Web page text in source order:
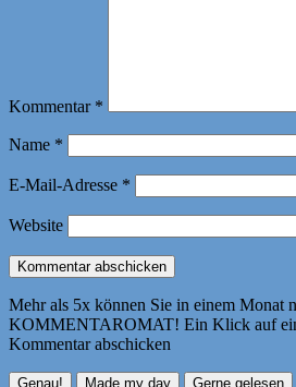
Kommentar *
Name *
E-Mail-Adresse *
Website
Mehr als 5x können Sie in einem Monat
KOMMENTAROMAT! Ein Klick auf
Kommentar abschicken